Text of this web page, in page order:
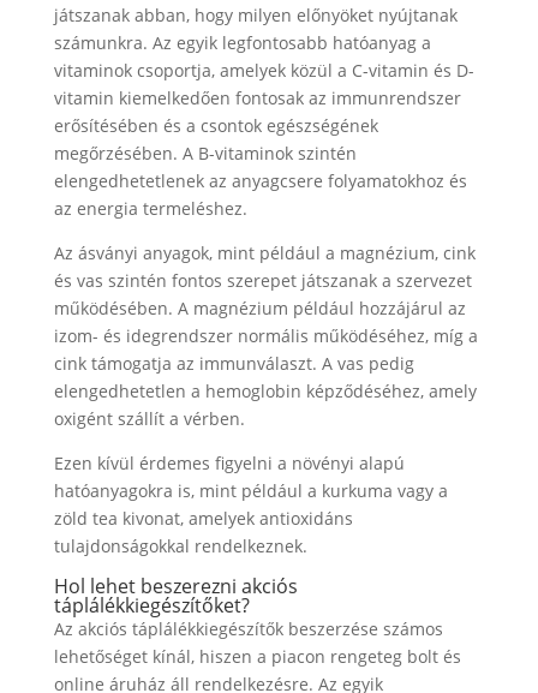
játszanak abban, hogy milyen előnyöket nyújtanak
számunkra. Az egyik legfontosabb hatóanyag a
vitaminok csoportja, amelyek közül a C-vitamin és D-
vitamin kiemelkedően fontosak az immunrendszer
erősítésében és a csontok egészségének
megőrzésében. A B-vitaminok szintén
elengedhetetlenek az anyagcsere folyamatokhoz és
az energia termeléshez.
Az ásványi anyagok, mint például a magnézium, cink
és vas szintén fontos szerepet játszanak a szervezet
működésében. A magnézium például hozzájárul az
izom- és idegrendszer normális működéséhez, míg a
cink támogatja az immunválaszt. A vas pedig
elengedhetetlen a hemoglobin képződéséhez, amely
oxigént szállít a vérben.
Ezen kívül érdemes figyelni a növényi alapú
hatóanyagokra is, mint például a kurkuma vagy a
zöld tea kivonat, amelyek antioxidáns
tulajdonságokkal rendelkeznek.
Hol lehet beszerezni akciós
táplálékkiegészítőket?
Az akciós táplálékkiegészítők beszerzése számos
lehetőséget kínál, hiszen a piacon rengeteg bolt és
online áruház áll rendelkezésre. Az egyik